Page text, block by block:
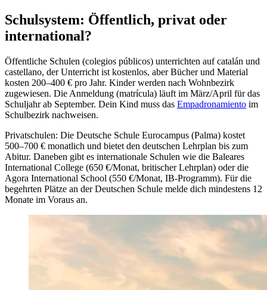
Schulsystem: Öffentlich, privat oder
international?
Öffentliche Schulen (colegios públicos) unterrichten auf catalán und
castellano, der Unterricht ist kostenlos, aber Bücher und Material
kosten 200–400 € pro Jahr. Kinder werden nach Wohnbezirk
zugewiesen. Die Anmeldung (matrícula) läuft im März/April für das
Schuljahr ab September. Dein Kind muss das Empadronamiento im
Schulbezirk nachweisen.
Privatschulen: Die Deutsche Schule Eurocampus (Palma) kostet
500–700 € monatlich und bietet den deutschen Lehrplan bis zum
Abitur. Daneben gibt es internationale Schulen wie die Baleares
International College (650 €/Monat, britischer Lehrplan) oder die
Agora International School (550 €/Monat, IB-Programm). Für die
begehrten Plätze an der Deutschen Schule melde dich mindestens 12
Monate im Voraus an.